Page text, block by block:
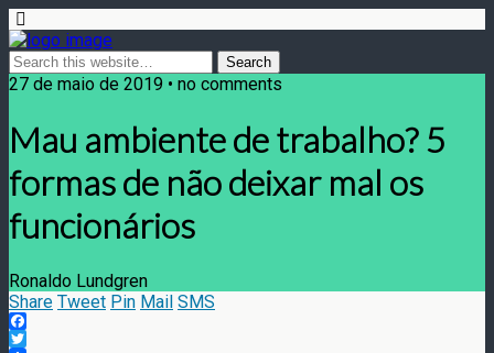
27 de maio de 2019 • no comments
Mau ambiente de trabalho? 5
formas de não deixar mal os
funcionários
Ronaldo Lundgren
Share Tweet Pin Mail SMS
Facebook